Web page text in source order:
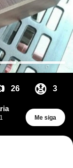
26 😧 3
1
Me siga